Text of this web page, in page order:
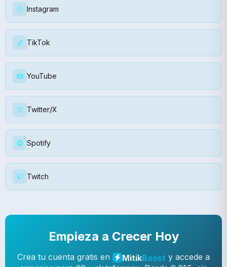
Instagram
TikTok
YouTube
Twitter/X
Spotify
Twitch
Empieza a Crecer Hoy
Crea tu cuenta gratis en MitikBoost y accede a